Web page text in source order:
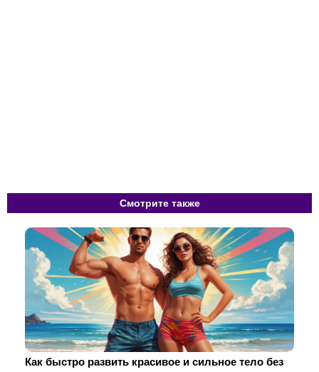
Смотрите также
Как быстро развить красивое и сильное тело без